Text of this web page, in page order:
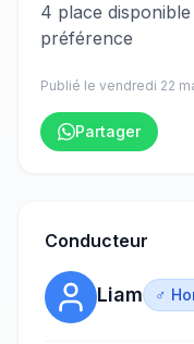
4 place
préférence
Publié le vendredi 22
Partager
Conducteur
Liam ♂